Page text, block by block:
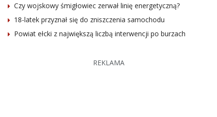
Czy wojskowy śmigłowiec zerwał linię energetyczną?
18-latek przyznał się do zniszczenia samochodu
Powiat ełcki z największą liczbą interwencji po burzach
REKLAMA